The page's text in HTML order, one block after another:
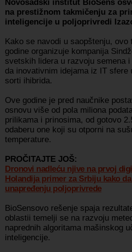
Novosadski institut BioSens
na prestižnom takmičenju za
inteligencije u poljoprivredi
Kako se navodi u saopštenju, ovo
godine organizuje kompanija
svetskih lidera u razvoju semena
da inovativnim idejama iz IT sfere
sorti ihibrida.
Ove godine je pred naučnike
osnovu više od pola miliona
prilikama i prinosima, od gotovo
odaberu one koji su otporni na
temperature.
PROČITAJTE JOŠ:
Dronovi nadleću njive na prvoj
Holandija primer za Srbiju kako
unapređenju poljoprivrede
BioSensovo rešenje spaja
oblastii temelji se na razvoju
naprednih algoritama mašinskog
inteligencije.